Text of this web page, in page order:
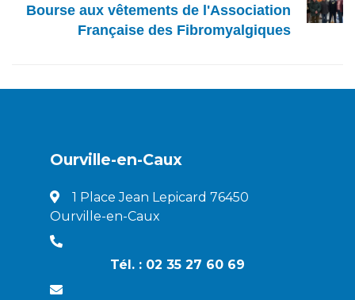
Bourse aux vêtements de l'Association
Française des Fibromyalgiques
Ourville-en-Caux
1 Place Jean Lepicard 76450
Ourville-en-Caux
Tél. : 02 35 27 60 69